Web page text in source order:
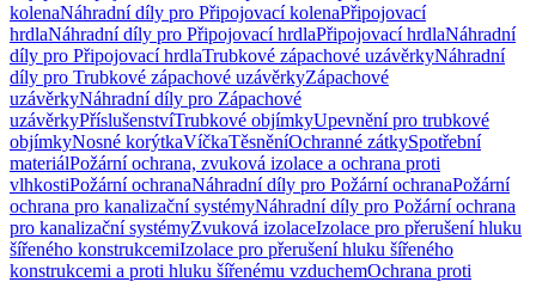
kolenaNáhradní díly pro Připojovací kolenaPřipojovací
hrdlaNáhradní díly pro Připojovací hrdlaPřipojovací hrdlaNáhradní
díly pro Připojovací hrdlaTrubkové zápachové uzávěrkyNáhradní
díly pro Trubkové zápachové uzávěrkyZápachové
uzávěrkyNáhradní díly pro Zápachové
uzávěrkyPříslušenstvíTrubkové objímkyUpevnění pro trubkové
objímkyNosné korýtkaVíčkaTěsněníOchranné zátkySpotřební
materiálPožární ochrana, zvuková izolace a ochrana proti
vlhkostiPožární ochranaNáhradní díly pro Požární ochranaPožární
ochrana pro kanalizační systémyNáhradní díly pro Požární ochrana
pro kanalizační systémyZvuková izolaceIzolace pro přerušení hluku
šířeného konstrukcemiIzolace pro přerušení hluku šířeného
konstrukcemi a proti hluku šířenému vzduchemOchrana proti